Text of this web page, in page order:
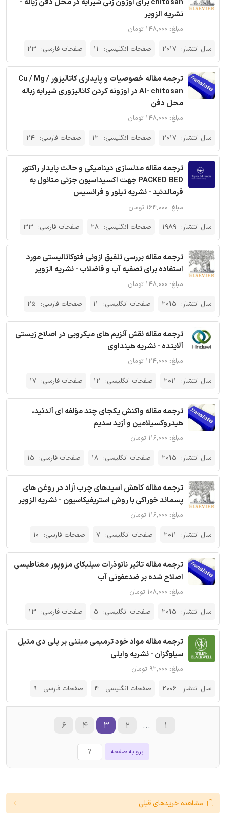
chitosan برای اوزون زنی شیرابه در محل دفن زباله -
نشریه الزویر
مبلغ: ۱۴۸,۰۰۰ تومان
سال انتشار: 2017 صفحات انگلیسی: 11 صفحات فارسی: 23
ترجمه مقاله خصوصیات و پایداری کاتالیزور Cu / Mg /
Al- chitosan در اوزونه کردن کاتالیزوری شیرابه زباله
محل دفن
مبلغ: ۱۴۸,۰۰۰ تومان
سال انتشار: 2017 صفحات انگلیسی: 12 صفحات فارسی: 24
ترجمه مقاله مدلسازی دینامیکی و حالت پایدار راکتور
PACKED BED جهت اکسیداسیون جزئی متانول به
فرمالدئید - نشریه تیلور و فرانسیس
مبلغ: ۱۶۴,۰۰۰ تومان
سال انتشار: 1989 صفحات انگلیسی: 28 صفحات فارسی: 33
ترجمه مقاله بررسی تلفیق ازونی فتوکاتالیستی مورد
استفاده برای تصفیه آب و فاضلاب - نشریه الزویر
مبلغ: ۱۴۸,۰۰۰ تومان
سال انتشار: 2015 صفحات انگلیسی: 11 صفحات فارسی: 25
ترجمه مقاله نقش آنزیم های میکروبی در اصلاح زیستی
آلاینده - نشریه هینداوی
مبلغ: ۱۲۴,۰۰۰ تومان
سال انتشار:
2011 صفحات انگلیسی: 12 صفحات فارسی: 17
ترجمه مقاله واکنش یکجای چند مؤلفه ای آلدئید،
هیدروکسیلامین و آزید سدیم
مبلغ: ۱۱۶,۰۰۰ تومان
سال انتشار: 2015 صفحات انگلیسی: 18 صفحات فارسی: 15
ترجمه مقاله کاهش اسیدهای چرب آزاد در روغن های
پسماند خوراکی با روش استریفیکاسیون - نشریه الزویر
مبلغ: ۱۱۶,۰۰۰ تومان
سال انتشار:
2011 صفحات انگلیسی: 7 صفحات فارسی: 10
ترجمه مقاله تاثیر نانوذرات سیلیکای مزوپور مغناطیسی
اصلاح شده بر ضدعفونی آب
مبلغ: ۱۰۸,۰۰۰ تومان
سال انتشار: 2015 صفحات انگلیسی: 5 صفحات فارسی: 13
ترجمه مقاله مواد خود ترمیمی مبتنی بر پلی دی متیل
سیلوگزان - نشریه وایلی
مبلغ: ۹۲,۰۰۰ تومان
سال انتشار: 2006 صفحات انگلیسی: 4 صفحات فارسی: 9
برو به صفحه
۱ ... ۲ ۳ ۴ ۶
مشاهده خریدهای قبلی